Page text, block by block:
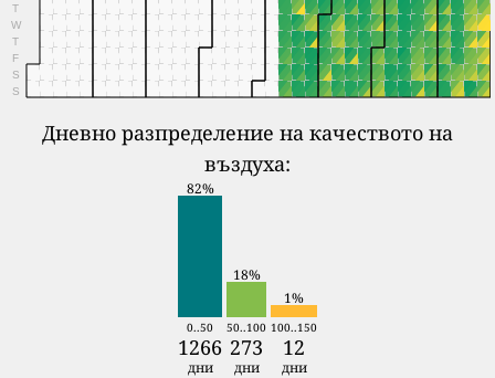
T
W
T
F
S
S
Дневно разпределение на качеството на
въздуха:
82%
18%
1%
0..50 50..100 100..150
1266 273 12
дни дни дни